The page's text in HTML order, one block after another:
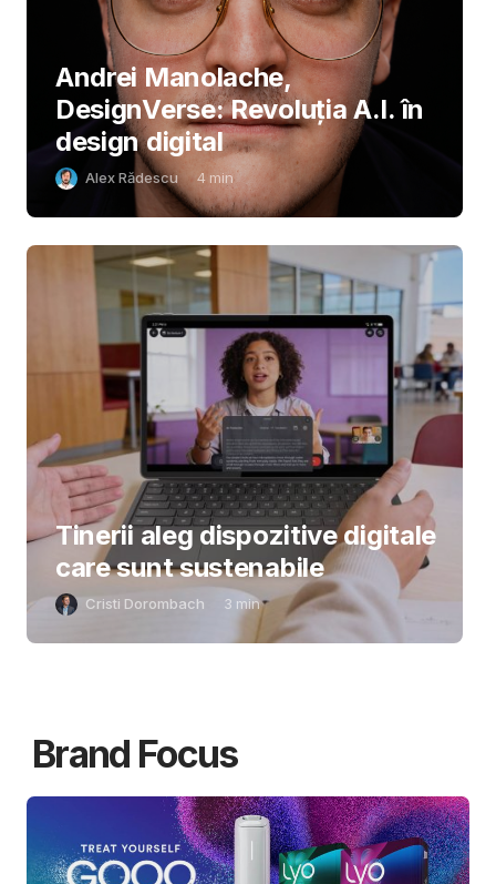
Andrei Manolache,
DesignVerse: Revoluția A.I. în
design digital
Alex Rădescu 4 min
Tinerii aleg dispozitive digitale
care sunt sustenabile
Cristi Dorombach 3 min
Brand Focus